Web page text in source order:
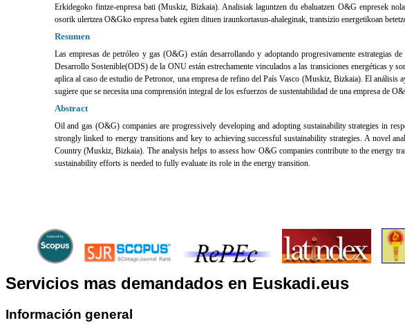
Erkidegoko fintze-enpresa bati (Muskiz, Bizkaia). Analisiak laguntzen du ebaluatzen O&G enpresek
osorik ulertzea O&Gko enpresa batek egiten dituen iraunkortasun-ahaleginak, trantsizio energetikoan
Resumen
Las empresas de petróleo y gas (O&G) están desarrollando y adoptando progresivamente estrategias
Desarrollo Sostenible(ODS) de la ONU están estrechamente vinculados a las transiciones energéticas y
aplica al caso de estudio de Petronor, una empresa de refino del País Vasco (Muskiz, Bizkaia). El
sugiere que se necesita una comprensión integral de los esfuerzos de sustentabilidad de una empresa de
Abstract
Oil and gas (O&G) companies are progressively developing and adopting sustainability strategies in
strongly linked to energy transitions and key to achieving successful sustainability strategies. A novel
Country (Muskiz, Bizkaia). The analysis helps to assess how O&G companies contribute to the energy
sustainability efforts is needed to fully evaluate its role in the energy transition.
Servicios mas demandados en Euskadi.eus
Información general